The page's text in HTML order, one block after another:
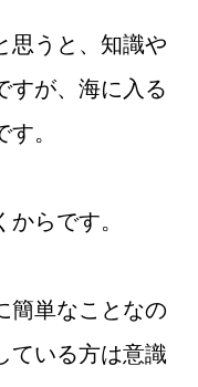
思うと、知識や
すが、海に入る
。
らです。
簡単なことなの
ている方は意識